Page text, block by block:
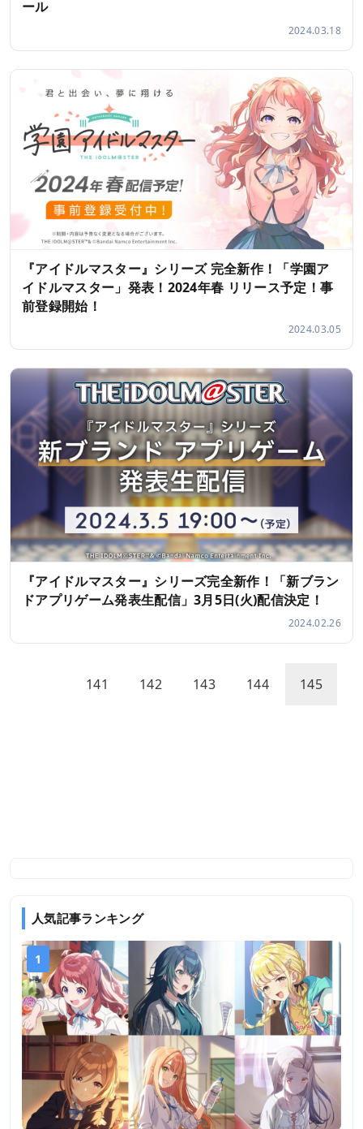
ール
2024.03.18
『アイドルマスター』シリーズ 完全新作！「学園ア
イドルマスター」発表！2024年春 リリース予定！事
前登録開始！
2024.03.05
『アイドルマスター』シリーズ完全新作！「新ブラン
ドアプリゲーム発表生配信」3月5日(火)配信決定！
2024.02.26
141 142 143 144 145
人気記事ランキング
1